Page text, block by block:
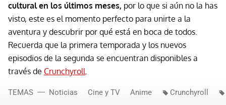
cultural en los últimos meses, por lo que si aún no la has
visto, este es el momento perfecto para unirte a la
aventura y descubrir por qué está en boca de todos.
Recuerda que la primera temporada y los nuevos
episodios de la segunda se encuentran disponibles a
través de Crunchyroll.
TEMAS Noticias Cine y TV Anime Crunchyroll